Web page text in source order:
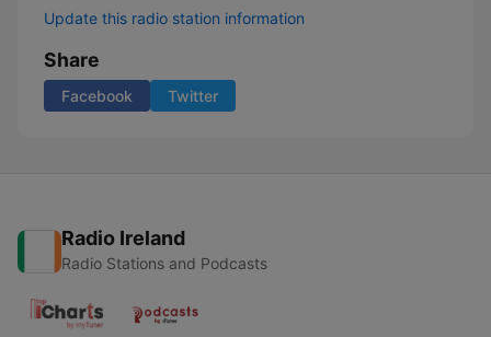
Update this radio station information
Share
Facebook Twitter
Radio Ireland
Radio Stations and Podcasts